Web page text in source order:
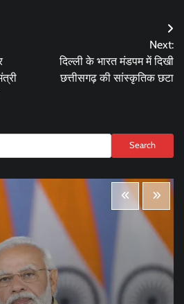
Next:
दिल्ली के भारत मंडपम में दिखी
छत्तीसगढ़ की सांस्कृतिक छटा
Search